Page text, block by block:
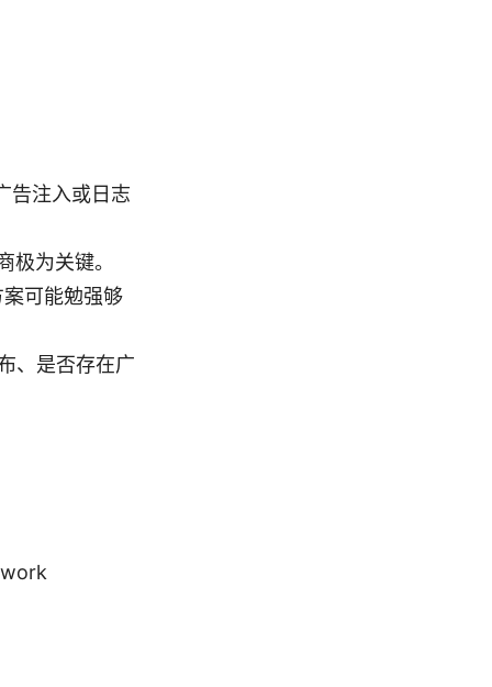
告注入或日志
为关键。
可能勉强够
、是否存在广